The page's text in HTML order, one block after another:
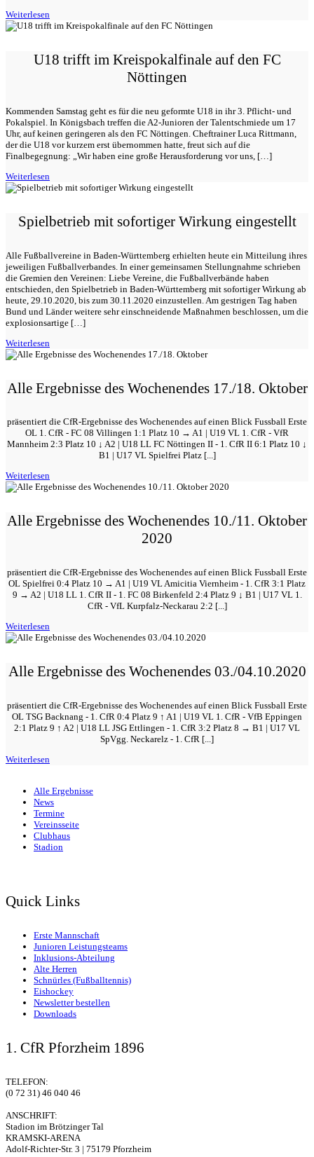
Weiterlesen
U18 trifft im Kreispokalfinale auf den FC
Nöttingen
Kommenden Samstag geht es für die neu geformte U18 in ihr 3. Pflicht- und
Pokalspiel. In Königsbach treffen die A2-Junioren der Talentschmiede um 17
Uhr, auf keinen geringeren als den FC Nöttingen. Cheftrainer Luca Rittmann,
der die U18 vor kurzem erst übernommen hatte, freut sich auf die
Finalbegegnung: „Wir haben eine große Herausforderung vor uns, […]
Weiterlesen
Spielbetrieb mit sofortiger Wirkung eingestellt
Alle Fußballvereine in Baden-Württemberg erhielten heute ein Mitteilung ihres
jeweiligen Fußballverbandes. In einer gemeinsamen Stellungnahme schrieben
die Gremien den Vereinen: Liebe Vereine, die Fußballverbände haben
entschieden, den Spielbetrieb in Baden-Württemberg mit sofortiger Wirkung ab
heute, 29.10.2020, bis zum 30.11.2020 einzustellen. Am gestrigen Tag haben
Bund und Länder weitere sehr einschneidende Maßnahmen beschlossen, um die
explosionsartige […]
Weiterlesen
Alle Ergebnisse des Wochenendes 17./18. Oktober
präsentiert die CfR-Ergebnisse des Wochenendes auf einen Blick Fussball Erste
OL 1. CfR - FC 08 Villingen 1:1 Platz 10 → A1 | U19 VL 1. CfR - VfR
Mannheim 2:3 Platz 10 ↓ A2 | U18 LL FC Nöttingen II - 1. CfR II 6:1 Platz 10 ↓
B1 | U17 VL Spielfrei Platz [...]
Weiterlesen
Alle Ergebnisse des Wochenendes 10./11. Oktober
2020
präsentiert die CfR-Ergebnisse des Wochenendes auf einen Blick Fussball Erste
OL Spielfrei 0:4 Platz 10 → A1 | U19 VL Amicitia Viernheim - 1. CfR 3:1 Platz
9 → A2 | U18 LL 1. CfR II - 1. FC 08 Birkenfeld 2:4 Platz 9 ↓ B1 | U17 VL 1.
CfR - VfL Kurpfalz-Neckarau 2:2 [...]
Weiterlesen
Alle Ergebnisse des Wochenendes 03./04.10.2020
präsentiert die CfR-Ergebnisse des Wochenendes auf einen Blick Fussball Erste
OL TSG Backnang - 1. CfR 0:4 Platz 9 ↑ A1 | U19 VL 1. CfR - VfB Eppingen
2:1 Platz 9 ↑ A2 | U18 LL JSG Ettlingen - 1. CfR 3:2 Platz 8 → B1 | U17 VL
SpVgg. Neckarelz - 1. CfR [...]
Weiterlesen
Alle Ergebnisse
News
Termine
Vereinsseite
Clubhaus
Stadion
Quick Links
Erste Mannschaft
Junioren Leistungsteams
Inklusions-Abteilung
Alte Herren
Schnürles (Fußballtennis)
Eishockey
Newsletter bestellen
Downloads
1. CfR Pforzheim 1896
TELEFON:
(0 72 31) 46 040 46
ANSCHRIFT:
Stadion im Brötzinger Tal
KRAMSKI-ARENA
Adolf-Richter-Str. 3 | 75179 Pforzheim